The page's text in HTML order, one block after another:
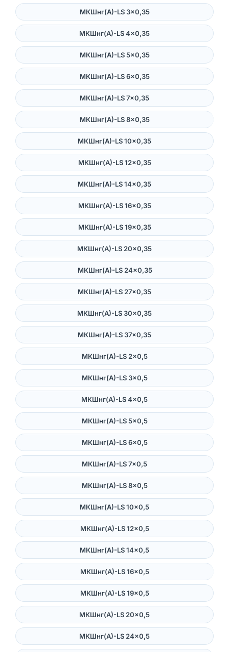
МКШнг(А)-LS 3×0,35
МКШнг(А)-LS 4×0,35
МКШнг(А)-LS 5×0,35
МКШнг(А)-LS 6×0,35
МКШнг(А)-LS 7×0,35
МКШнг(А)-LS 8×0,35
МКШнг(А)-LS 10×0,35
МКШнг(А)-LS 12×0,35
МКШнг(А)-LS 14×0,35
МКШнг(А)-LS 16×0,35
МКШнг(А)-LS 19×0,35
МКШнг(А)-LS 20×0,35
МКШнг(А)-LS 24×0,35
МКШнг(А)-LS 27×0,35
МКШнг(А)-LS 30×0,35
МКШнг(А)-LS 37×0,35
МКШнг(А)-LS 2×0,5
МКШнг(А)-LS 3×0,5
МКШнг(А)-LS 4×0,5
МКШнг(А)-LS 5×0,5
МКШнг(А)-LS 6×0,5
МКШнг(А)-LS 7×0,5
МКШнг(А)-LS 8×0,5
МКШнг(А)-LS 10×0,5
МКШнг(А)-LS 12×0,5
МКШнг(А)-LS 14×0,5
МКШнг(А)-LS 16×0,5
МКШнг(А)-LS 19×0,5
МКШнг(А)-LS 20×0,5
МКШнг(А)-LS 24×0,5